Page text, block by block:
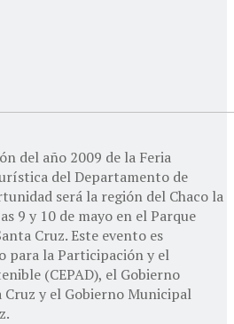
del año 2009 de la Feria
del Departamento de
será la región del Chaco la
9 y 10 de mayo en el Parque
Cruz. Este evento es
para la Participación y el
(CEPAD), el Gobierno
y el Gobierno Municipal